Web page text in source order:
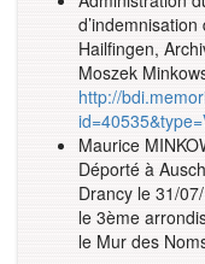
Hailfingen,
Moszek
http://
Maurice
Déporté à
Drancy le 31/
le 3ème
le Mur des